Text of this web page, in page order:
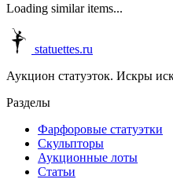
Loading similar items...
statuettes.ru
Аукцион статуэток. Искры
Разделы
Фарфоровые статуэтки
Скульпторы
Аукционные лоты
Статьи